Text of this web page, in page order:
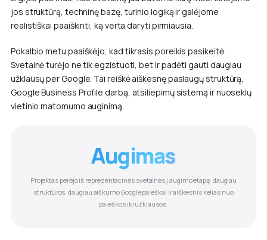
jos struktūrą, techninę bazę, turinio logiką ir galėjome
realistiškai paaiškinti, ką verta daryti pirmiausia.
Pokalbio metu paaiškėjo, kad tikrasis poreikis pasikeitė.
Svetainė turėjo ne tik egzistuoti, bet ir padėti gauti daugiau
užklausų per Google. Tai reiškė aiškesnę paslaugų struktūrą,
Google Business Profile darbą, atsiliepimų sistemą ir nuoseklų
vietinio matomumo auginimą.
Augimas
Projektas perėjo iš reprezentacinės svetainės į augimo etapą: daugiau
struktūros, daugiau aiškumo Google paieškai ir aiškesnis kelias nuo
paieškos iki užklausos.